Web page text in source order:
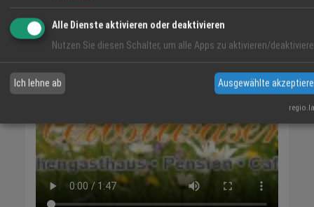
VIDEO-TIPP
Alle Dienste aktivieren oder deaktivieren
Nutzen Sie diesen Schalter, um alle Apps zu aktivieren/
Ich lehne ab Ausgewählte